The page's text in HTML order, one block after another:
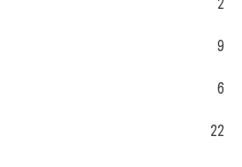
2
9
6
22